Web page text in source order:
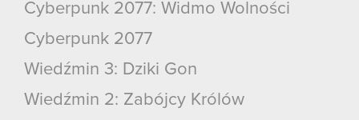
Cyberpunk 2077: Widmo Wolności
Cyberpunk 2077
Wiedźmin 3: Dziki Gon
Wiedźmin 2: Zabójcy Królów